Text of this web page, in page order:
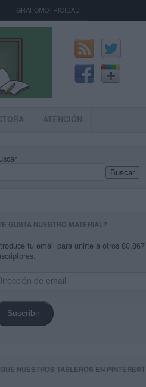
GRAFOMOTRICIDAD
ATENCIÓN
Buscar
GUSTA NUESTRO MATERIAL?
tu email para unirte a otros 80.867
Suscribir
NUESTROS TABLEROS EN PINTEREST